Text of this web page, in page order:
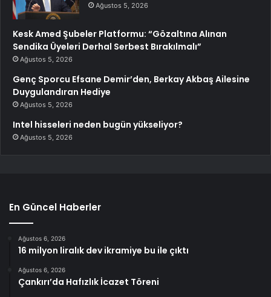
Ağustos 5, 2026
Kesk Amed Şubeler Platformu: “Gözaltına Alınan
Sendika Üyeleri Derhal Serbest Bırakılmalı”
Ağustos 5, 2026
Genç Sporcu Efsane Demir’den, Berkay Akbaş Ailesine
Duygulandıran Hediye
Ağustos 5, 2026
Intel hisseleri neden bugün yükseliyor?
Ağustos 5, 2026
En Güncel Haberler
Ağustos 6, 2026
16 milyon liralık dev ikramiye bu ile çıktı
Ağustos 6, 2026
Çankırı’da Hafızlık İcazet Töreni